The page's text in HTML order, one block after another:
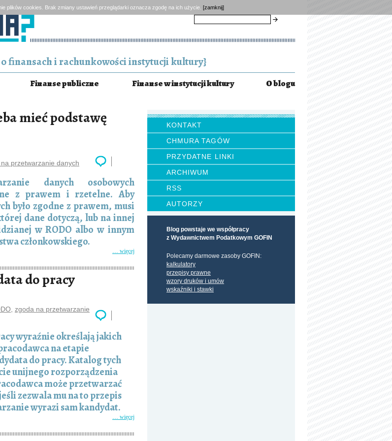
plików cookies. Brak zmiany ustawień przeglądarki oznacza zgodę na ich użycie. [zamknij]
finansach i rachunkowości instytucji kultury}
Finanse publiczne Finanse w instytucji kultury O blogu
KONTAKT
CHMURA TAGÓW
PRZYDATNE LINKI
ARCHIWUM
RSS
AUTORZY
Blog powstaje we współpracy
z Wydawnictwem Podatkowym GOFIN
Polecamy darmowe zasoby GOFIN:
kalkulatory
przepisy prawne
wzory druków i umów
wskaźniki i stawki
mieć podstawę
przetwarzanie danych
danych osobowych
z prawem i rzetelne. Aby
było zgodne z prawem, musi
dane dotyczą, lub na innej
w RODO albo w innym
członkowskiego.
… więcej
do pracy
zgoda na przetwarzanie
wyraźnie określają jakich
na etapie
do pracy. Katalog tych
unijnego rozporządzenia
może przetwarzać
zezwala mu na to przepis
wyrazi sam kandydat.
… więcej